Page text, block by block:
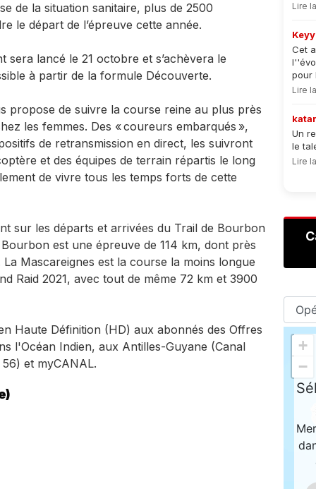
de la situation sanitaire, plus de 2500
le départ de l’épreuve cette année.
sera lancé le 21 octobre et s’achèvera le
à partir de la formule Découverte.
propose de suivre la course reine au plus près
les femmes. Des « coureurs embarqués »,
de retransmission en direct, les suivront
et des équipes de terrain répartis le long
de vivre tous les temps forts de cette
sur les départs et arrivées du Trail de Bourbon
est une épreuve de 114 km, dont près
Mascareignes est la course la moins longue
Raid 2021, avec tout de même 72 km et 3900
Haute Définition (HD) aux abonnés des Offres
l'Océan Indien, aux Antilles-Guyane (Canal
et myCANAL.
Lire
Cet
pour
Lire
Un
le
Lire